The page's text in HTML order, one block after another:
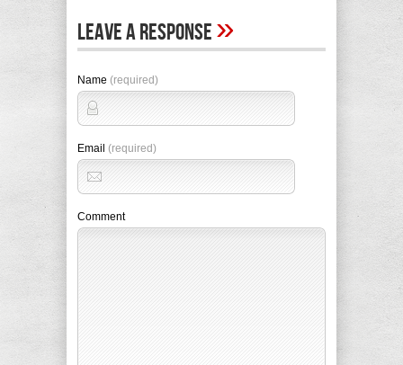
Leave A Response»
Name (required)
Email (required)
Comment